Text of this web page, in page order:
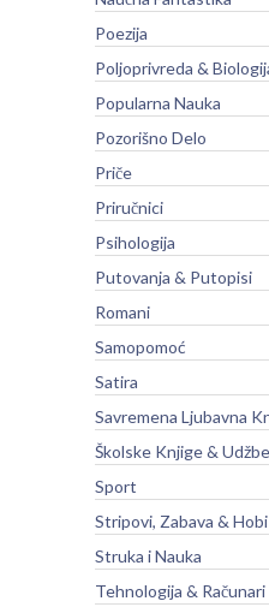
Poezija
Poljoprivreda &
Popularna Nauka
Pozorišno Delo
Priče
Priručnici
Psihologija
Putovanja & Putopisi
Romani
Samopomoć
Satira
Savremena Ljubavna
Školske Knjige &
Sport
Stripovi, Zabava & Hobi
Struka i Nauka
Tehnologija & Računari